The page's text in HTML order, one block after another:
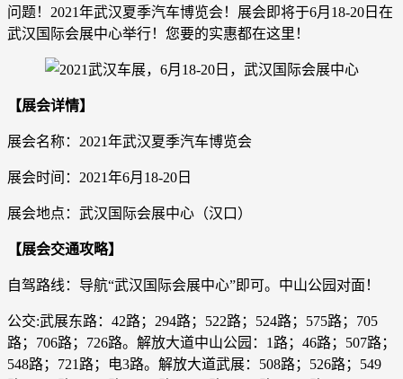
问题！2021年武汉夏季汽车博览会！展会即将于6月18-20日在
武汉国际会展中心举行！您要的实惠都在这里！
【展会详情】
展会名称：2021年武汉夏季汽车博览会
展会时间：2021年6月18-20日
展会地点：武汉国际会展中心（汉口）
【展会交通攻略】
自驾路线：导航“武汉国际会展中心”即可。中山公园对面！
公交:武展东路：42路；294路；522路；524路；575路；705
路；706路；726路。解放大道中山公园：1路；46路；507路；
548路；721路；电3路。解放大道武展：508路；526路；549